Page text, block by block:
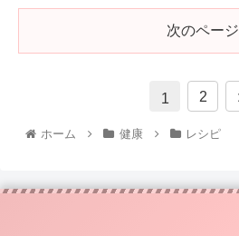
次のページ
1 2
ホーム 健康 レシピ